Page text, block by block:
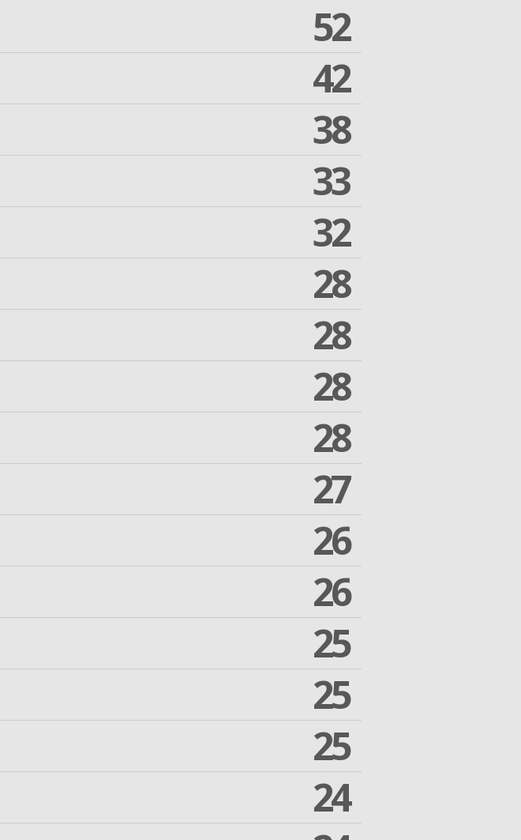
52
42
38
33
32
28
28
28
28
27
26
26
25
25
25
24